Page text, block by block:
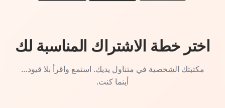
اختر خطة الاشتراك المناسبة لك
مكتبتك الشخصية في متناول يديك. استمع واقرأ بلا قيود…
أينما كنت.